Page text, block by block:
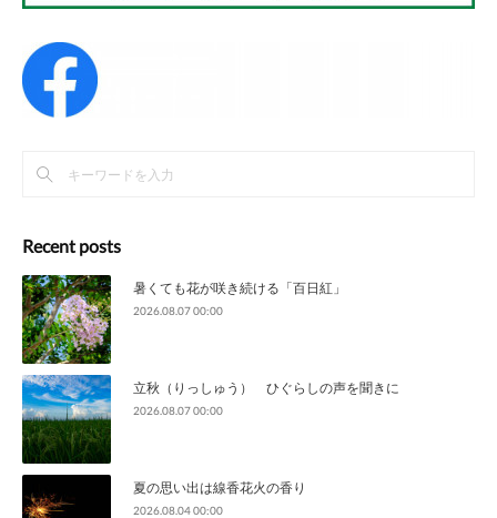
Recent posts
暑くても花が咲き続ける「百日紅」
2026.08.07 00:00
立秋（りっしゅう） ひぐらしの声を聞きに
2026.08.07 00:00
夏の思い出は線香花火の香り
2026.08.04 00:00